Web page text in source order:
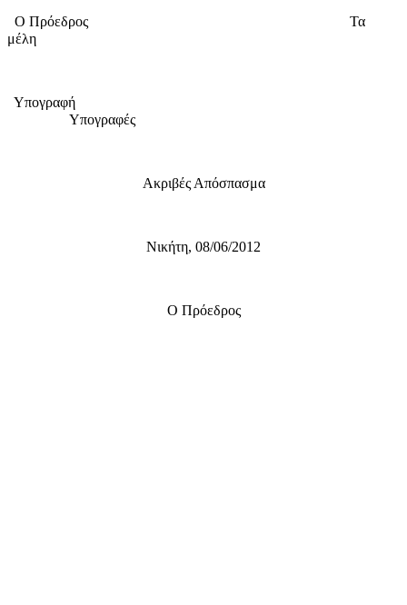
Ο Πρόεδρος
Τα
μέλη
Υπογραφή
Υπογραφές
Ακριβές Απόσπασμα
Νικήτη, 08/06/2012
Ο Πρόεδρος